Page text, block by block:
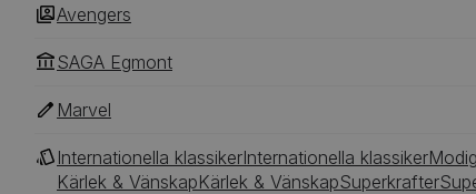
Avengers
SAGA Egmont
Marvel
Internationella klassikerInternationella klassikerModig
Kärlek & VänskapKärlek & VänskapSuperkrafter